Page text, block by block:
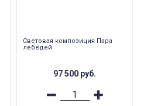
Световая композиция Пара
лебедей
97 500 руб.